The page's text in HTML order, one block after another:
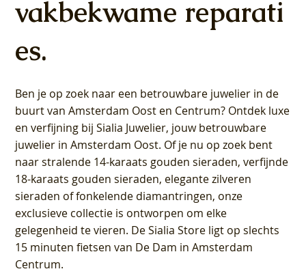
vakbekwame reparati
es.
Ben je op zoek naar een betrouwbare juwelier in de
buurt van Amsterdam Oost en Centrum? Ontdek luxe
en verfijning bij Sialia Juwelier, jouw betrouwbare
juwelier in Amsterdam Oost. Of je nu op zoek bent
naar stralende 14-karaats gouden sieraden, verfijnde
18-karaats gouden sieraden, elegante zilveren
sieraden of fonkelende diamantringen, onze
exclusieve collectie is ontworpen om elke
gelegenheid te vieren. De Sialia Store ligt op slechts
15 minuten fietsen van De Dam in Amsterdam
Centrum.